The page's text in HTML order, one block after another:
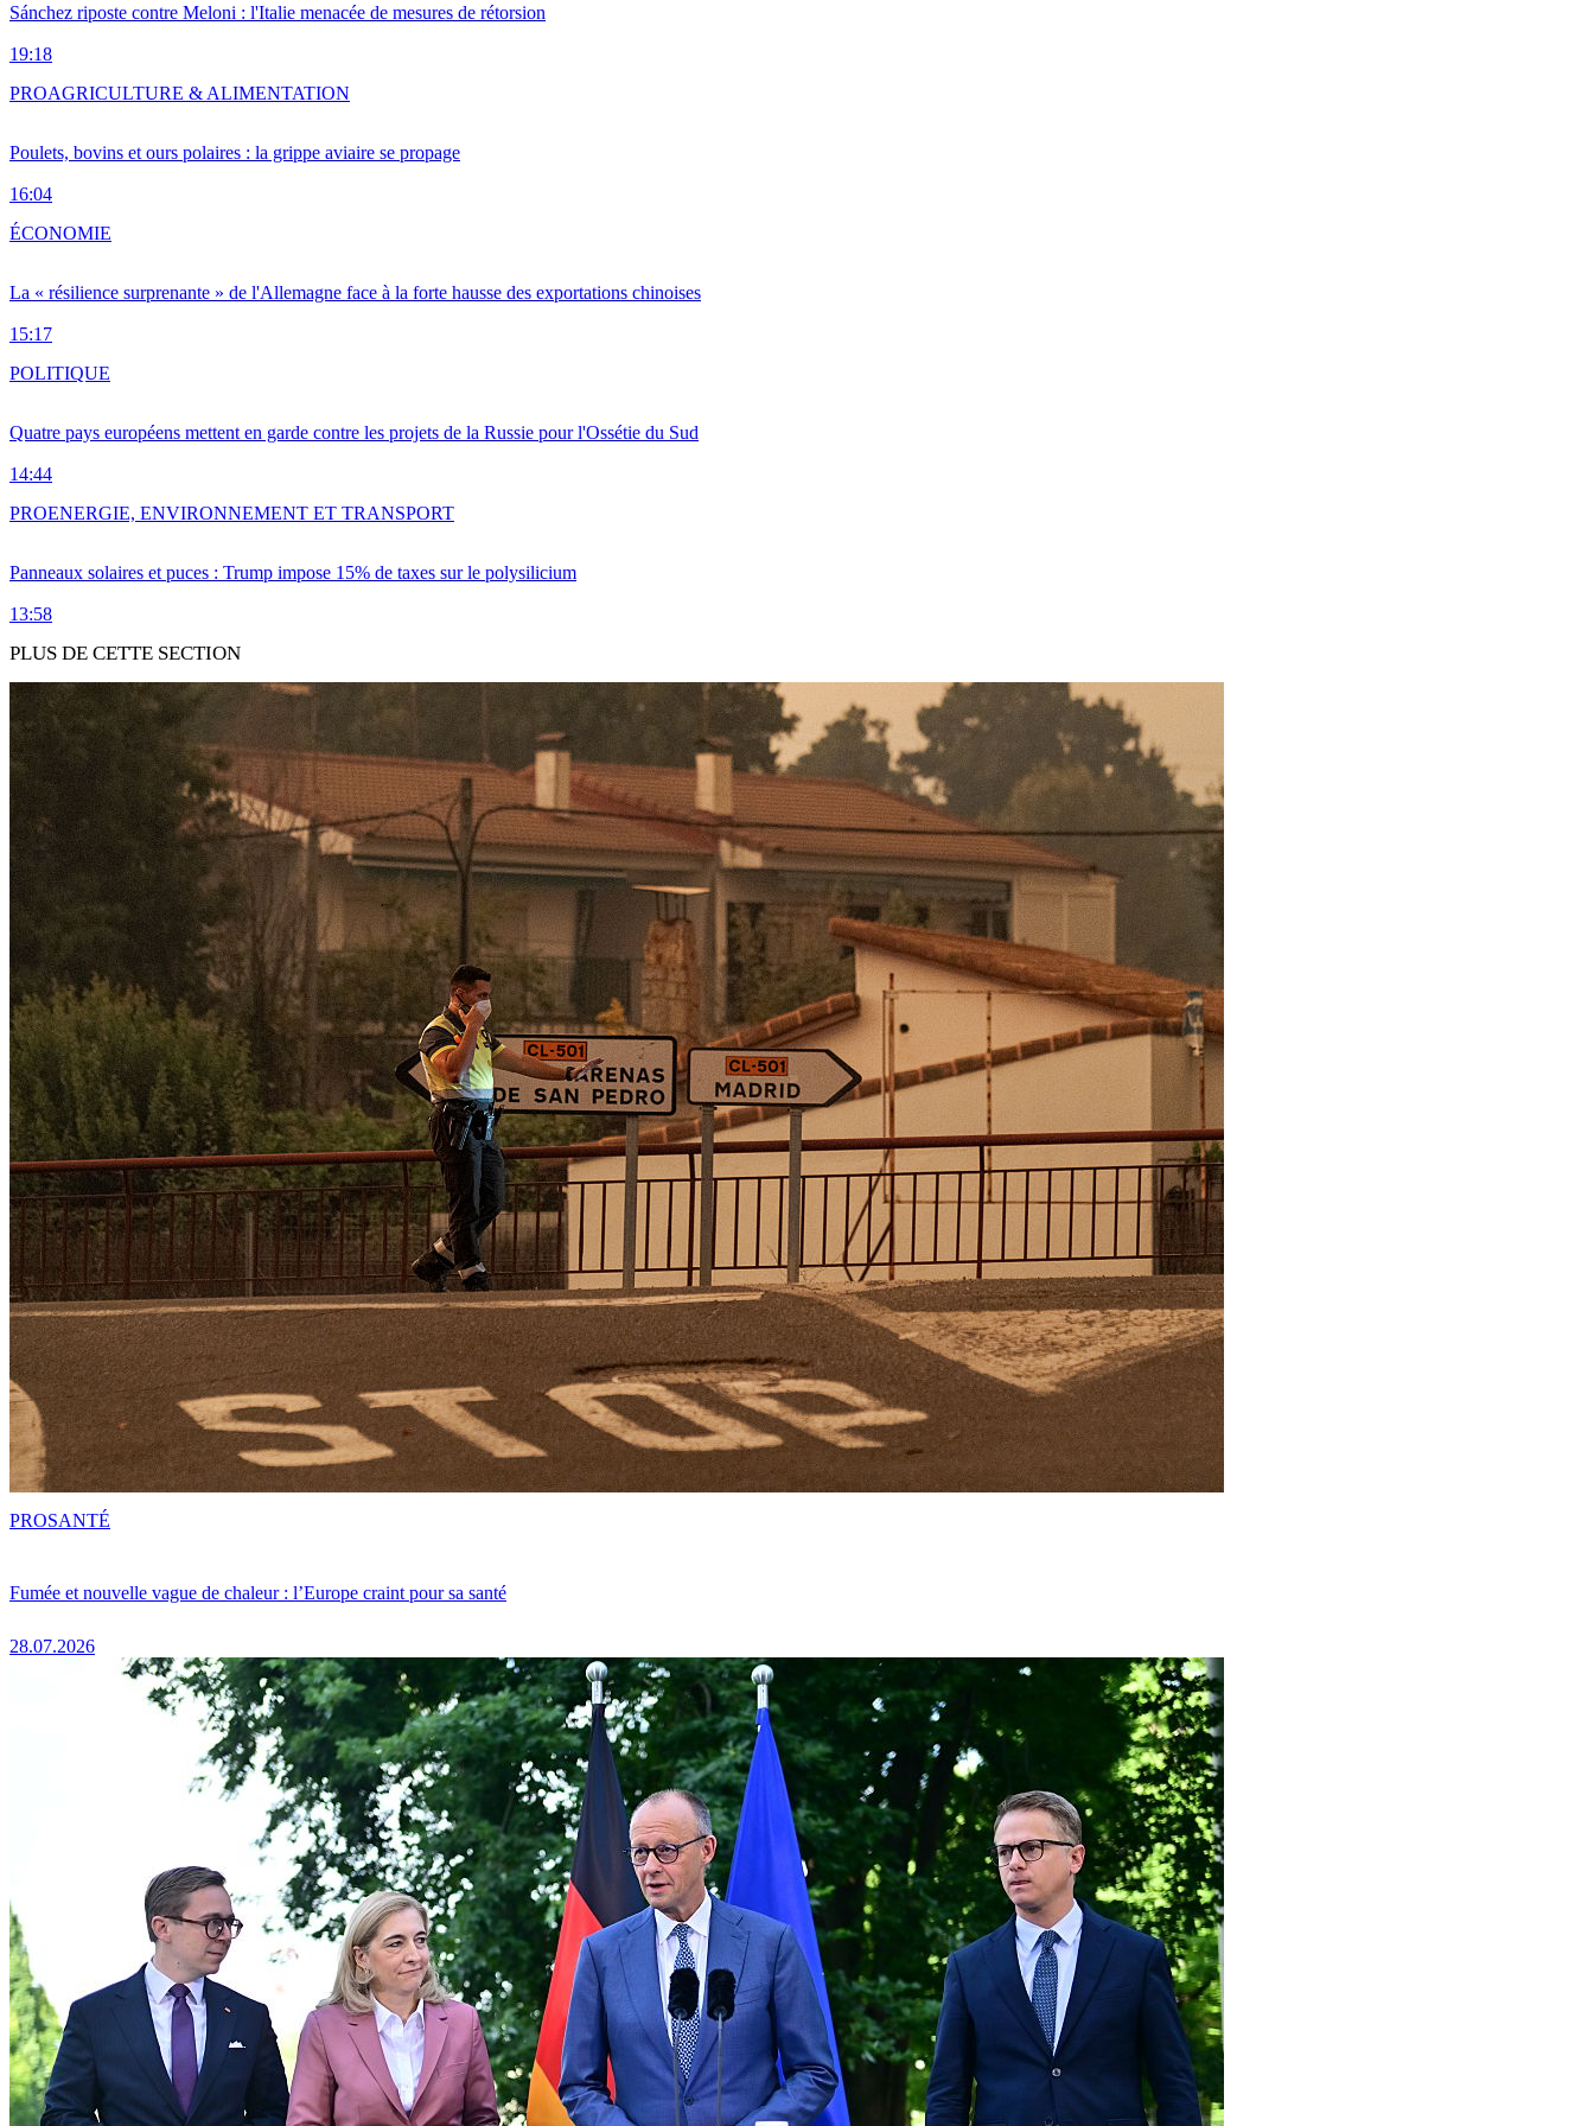
Sánchez riposte contre Meloni : l'Italie menacée de mesures de rétorsion
19:18
Poulets, bovins et ours polaires : la grippe aviaire se propage
16:04
PROAGRICULTURE & ALIMENTATION
La « résilience surprenante » de l'Allemagne face à la forte hausse des exportations chinoises
15:17
ÉCONOMIE
Quatre pays européens mettent en garde contre les projets de la Russie pour l'Ossétie du Sud
14:44
POLITIQUE
Panneaux solaires et puces : Trump impose 15% de taxes sur le polysilicium
13:58
PROENERGIE, ENVIRONNEMENT ET TRANSPORT
PLUS DE CETTE SECTION
Fumée et nouvelle vague de chaleur : l’Europe craint pour sa santé
28.07.2026
PROSANTÉ